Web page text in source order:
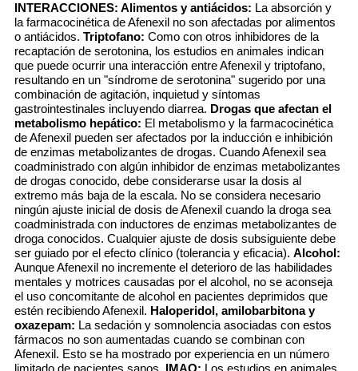
INTERACCIONES: Alimentos y antiácidos: La absorción y
la farmacocinética de Afenexil no son afectadas por alimentos
o antiácidos. Triptofano: Como con otros inhibidores de la
recaptación de serotonina, los estudios en animales indican
que puede ocurrir una interacción entre Afenexil y triptofano,
resultando en un "síndrome de serotonina" sugerido por una
combinación de agitación, inquietud y síntomas
gastrointestinales incluyendo diarrea. Drogas que afectan el
metabolismo hepático: El metabolismo y la farmacocinética
de Afenexil pueden ser afectados por la inducción e inhibición
de enzimas metabolizantes de drogas. Cuando Afenexil sea
coadministrado con algún inhibidor de enzimas metabolizantes
de drogas conocido, debe considerarse usar la dosis al
extremo más baja de la escala. No se considera necesario
ningún ajuste inicial de dosis de Afenexil cuando la droga sea
coadministrada con inductores de enzimas metabolizantes de
droga conocidos. Cualquier ajuste de dosis subsiguiente debe
ser guiado por el efecto clínico (tolerancia y eficacia). Alcohol:
Aunque Afenexil no incremente el deterioro de las habilidades
mentales y motrices causadas por el alcohol, no se aconseja
el uso concomitante de alcohol en pacientes deprimidos que
estén recibiendo Afenexil. Haloperidol, amilobarbitona y
oxazepam: La sedación y somnolencia asociadas con estos
fármacos no son aumentadas cuando se combinan con
Afenexil. Esto se ha mostrado por experiencia en un número
limitado de pacientes sanos. IMAO: Los estudios en animales